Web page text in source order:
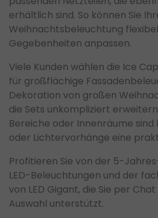
erhältlich sind. So können Sie
Weihnachtsbeleuchtung
Gegebenheiten anpassen.
Viele Kunden wählen die Ice
für großflächige
Dekoration von großen
die Sets unkompliziert
Bereiche oder Innenräume
oder Lichtervorhänge eine
Profitieren Sie von der 5-
LED-Beleuchtungen und der
von LED Gigant, die Sie per
Auswahl unterstützt.